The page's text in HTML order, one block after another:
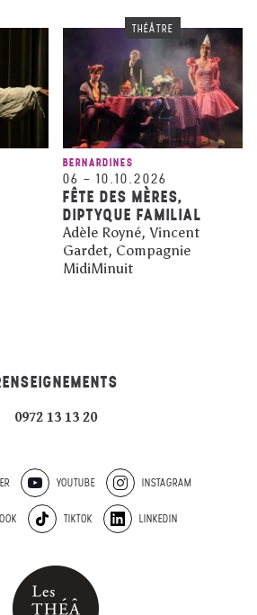
THÉÂTRE
BERNARDINES
06 – 10.10.2026
FÊTE DES MÈRES,
DIPTYQUE FAMILIAL
Adèle Royné, Vincent
Gardet, Compagnie
MidiMinuit
0972 13 13 20
YOUTUBE INSTAGRAM
TIKTOK LINKEDIN